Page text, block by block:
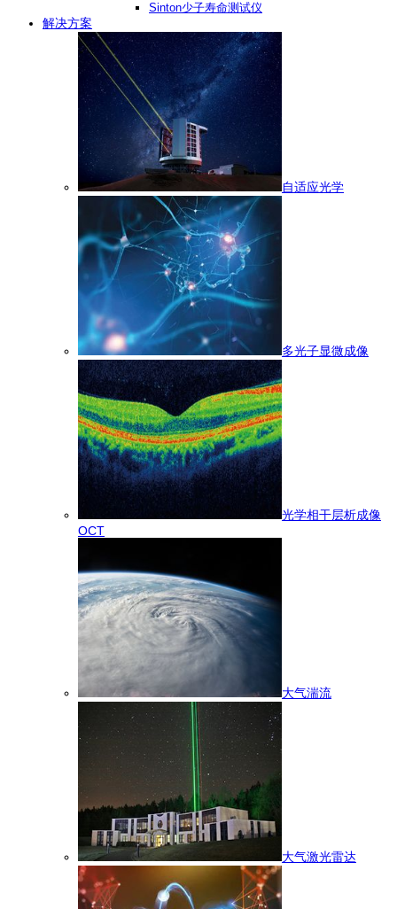
Sinton少子寿命测试仪
解决方案
自适应光学
多光子显微成像
光学相干层析成像
OCT
大气湍流
大气激光雷达